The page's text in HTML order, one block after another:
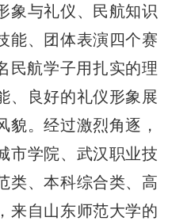
象与礼仪、民航知识
能、团体表演四个赛
民航学子用扎实的理
、良好的礼仪形象展
貌。经过激烈角逐，
市学院、武汉职业技
类、本科综合类、高
来自山东师范大学的